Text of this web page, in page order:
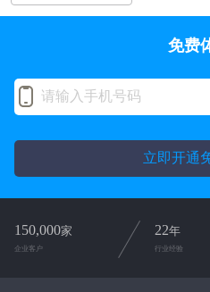
免费
立即开通
150,000家
企业客户
22年
行业经验